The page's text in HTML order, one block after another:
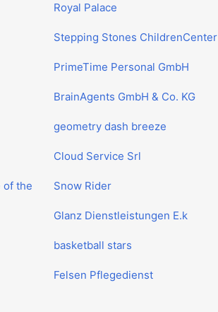
of the
Royal Palace
Stepping Stones ChildrenCenter
PrimeTime Personal GmbH
BrainAgents GmbH & Co. KG
geometry dash breeze
Cloud Service Srl
Snow Rider
Glanz Dienstleistungen E.k
basketball stars
Felsen Pflegedienst